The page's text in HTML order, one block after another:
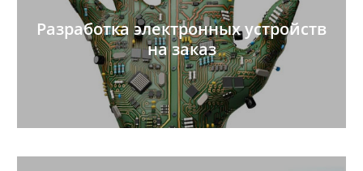
Разработка электронных устройств
на заказ